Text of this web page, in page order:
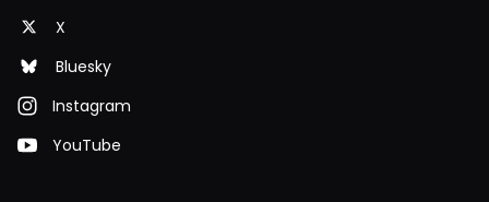
X
Bluesky
Instagram
YouTube